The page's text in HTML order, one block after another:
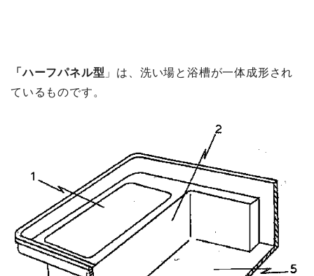
「ハーフパネル型 」は、洗い場と浴槽が一体成形され
ているものです。